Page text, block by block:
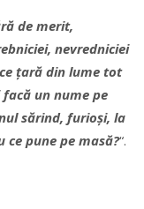
de merit,
nevredniciei
țară din lume tot
un nume pe
sărind, furioși, la
ce pune pe masă?“.